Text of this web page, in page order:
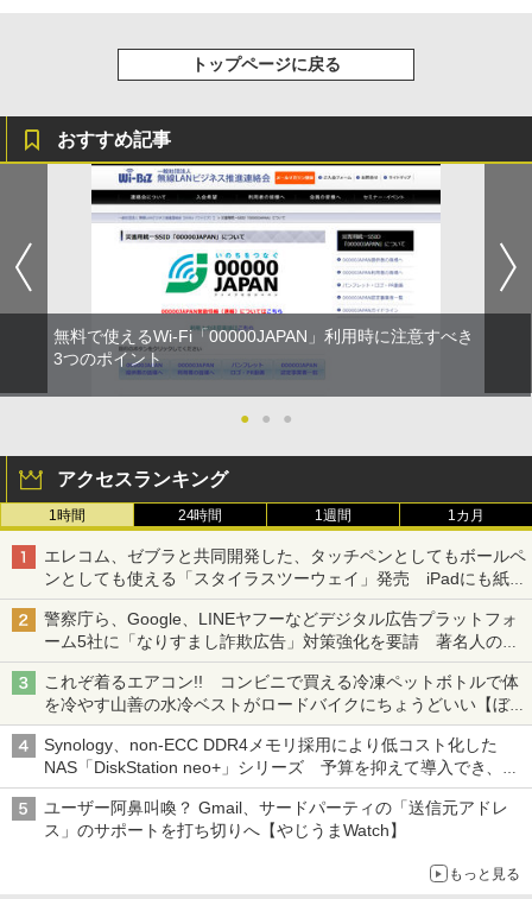
トップページに戻る
おすすめ記事
無料で使えるWi-Fi「00000JAPAN」利用時に注意すべき
3つのポイント
● ● ●
アクセスランキング
1時間 24時間 1週間 1カ月
エレコム、ゼブラと共同開発した、タッチペンとしてもボールペ
ンとしても使える「スタイラスツーウェイ」発売 iPadにも紙に
も、持ち替えずに書き込める
警察庁ら、Google、LINEヤフーなどデジタル広告プラットフォ
ーム5社に「なりすまし詐欺広告」対策強化を要請 著名人の写
真や映像を使った投資詐欺などへの対策として
これぞ着るエアコン!! コンビニで買える冷凍ペットボトルで体
を冷やす山善の水冷ベストがロードバイクにちょうどいい【ぼっ
ち・ざ・ろーど！その14】【空いた時間でなにしてる？】
Synology、non-ECC DDR4メモリ採用により低コスト化した
NAS「DiskStation neo+」シリーズ 予算を抑えて導入でき、
ECCメモリへのアップグレードも可能
ユーザー阿鼻叫喚？ Gmail、サードパーティの「送信元アドレ
ス」のサポートを打ち切りへ【やじうまWatch】
もっと見る